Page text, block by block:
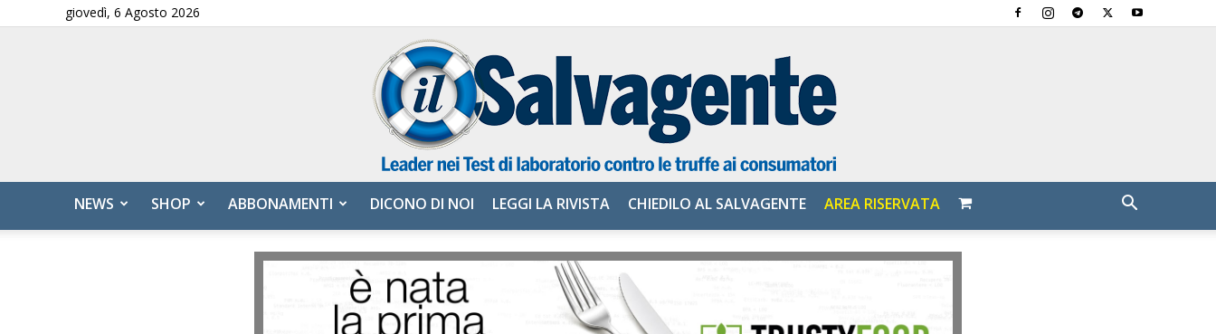
giovedì, 6 Agosto 2026
NEWS SHOP ABBONAMENTI DICONO DI NOI LEGGI LA RIVISTA CHIEDILO AL SALVAGENTE AREA RISERVATA